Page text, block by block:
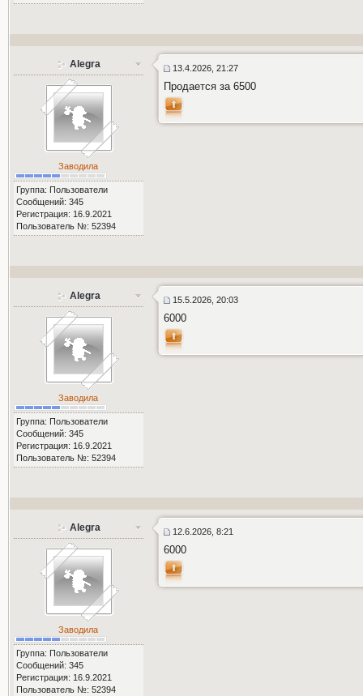
Alegra
Заводила
Группа: Пользователи
Сообщений: 345
Регистрация: 16.9.2021
Пользователь №: 52394
13.4.2026, 21:27
Продается за 6500
Alegra
Заводила
Группа: Пользователи
Сообщений: 345
Регистрация: 16.9.2021
Пользователь №: 52394
15.5.2026, 20:03
6000
Alegra
Заводила
Группа: Пользователи
Сообщений: 345
Регистрация: 16.9.2021
Пользователь №: 52394
12.6.2026, 8:21
6000